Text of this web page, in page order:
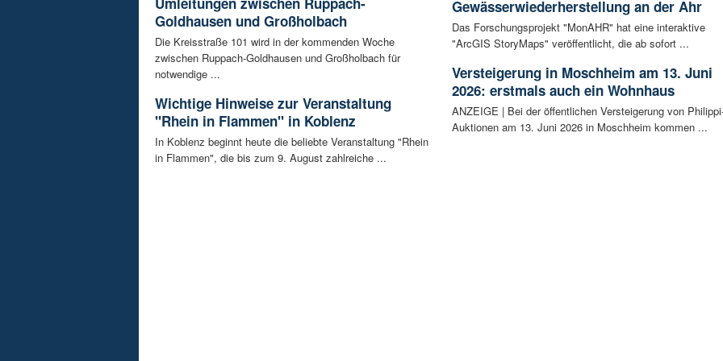
Goldhausen und Großholbach
Die Kreisstraße 101 wird in der kommenden Woche
zwischen Ruppach-Goldhausen und Großholbach für
notwendige ...
Wichtige Hinweise zur Veranstaltung
"Rhein in Flammen" in Koblenz
In Koblenz beginnt heute die beliebte Veranstaltung "Rhein
in Flammen", die bis zum 9. August zahlreiche ...
Gewässerwiederherstellung an der Ahr
Das Forschungsprojekt "MonAHR" hat eine interaktive
"ArcGIS StoryMaps" veröffentlicht, die ab sofort ...
Versteigerung in Moschheim am 13. Juni
2026: erstmals auch ein Wohnhaus
ANZEIGE | Bei der öffentlichen Versteigerung von
Auktionen am 13. Juni 2026 in Moschheim kommen ...